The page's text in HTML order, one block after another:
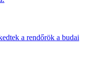
a rendőrök a budai